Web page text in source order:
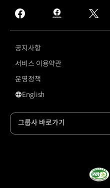
GROUP
facebook
hmg
journal
twitter
공지사항
서비스 이용약관
운영정책
#원자력
English
그룹사 바로가기